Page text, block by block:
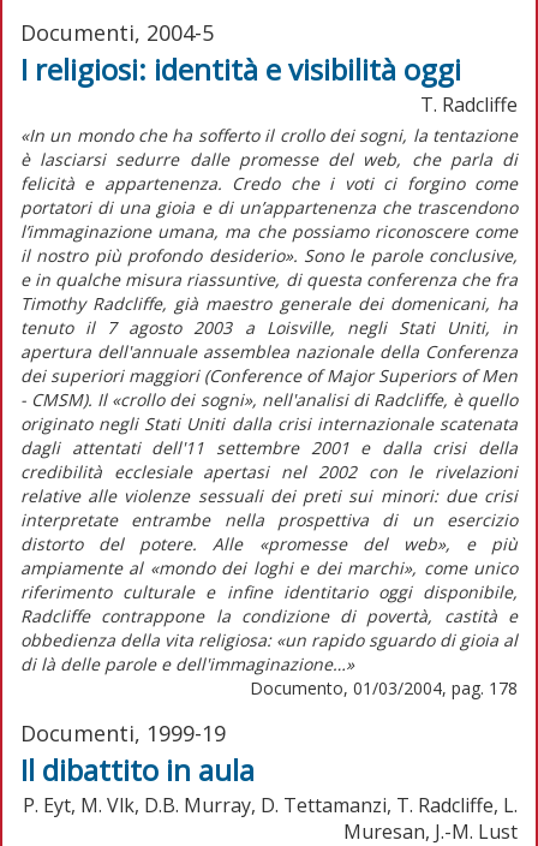
Documenti, 2004-5
I religiosi: identità e visibilità oggi
T. Radcliffe
«In un mondo che ha sofferto il crollo dei sogni, la tentazione
è lasciarsi sedurre dalle promesse del web, che parla di
felicità e appartenenza. Credo che i voti ci forgino come
portatori di una gioia e di un’appartenenza che trascendono
l’immaginazione umana, ma che possiamo riconoscere come
il nostro più profondo desiderio». Sono le parole conclusive,
e in qualche misura riassuntive, di questa conferenza che fra
Timothy Radcliffe, già maestro generale dei domenicani, ha
tenuto il 7 agosto 2003 a Loisville, negli Stati Uniti, in
apertura dell'annuale assemblea nazionale della Conferenza
dei superiori maggiori (Conference of Major Superiors of Men
- CMSM). Il «crollo dei sogni», nell'analisi di Radcliffe, è quello
originato negli Stati Uniti dalla crisi internazionale scatenata
dagli attentati dell'11 settembre 2001 e dalla crisi della
credibilità ecclesiale apertasi nel 2002 con le rivelazioni
relative alle violenze sessuali dei preti sui minori: due crisi
interpretate entrambe nella prospettiva di un esercizio
distorto del potere. Alle «promesse del web», e più
ampiamente al «mondo dei loghi e dei marchi», come unico
riferimento culturale e infine identitario oggi disponibile,
Radcliffe contrappone la condizione di povertà, castità e
obbedienza della vita religiosa: «un rapido sguardo di gioia al
di là delle parole e dell'immaginazione…»
Documento, 01/03/2004, pag. 178
Documenti, 1999-19
Il dibattito in aula
P. Eyt, M. Vlk, D.B. Murray, D. Tettamanzi, T. Radcliffe, L.
Muresan, J.-M. Lust